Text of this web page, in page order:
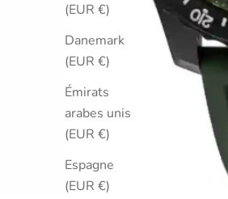
(EUR €)
Danemark
(EUR €)
Émirats
arabes unis
(EUR €)
Espagne
(EUR €)